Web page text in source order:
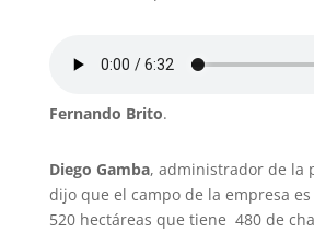
Fernando Brito.
Diego Gamba, administrador de la
dijo que el campo de la empresa
520 hectáreas que tiene 480 de